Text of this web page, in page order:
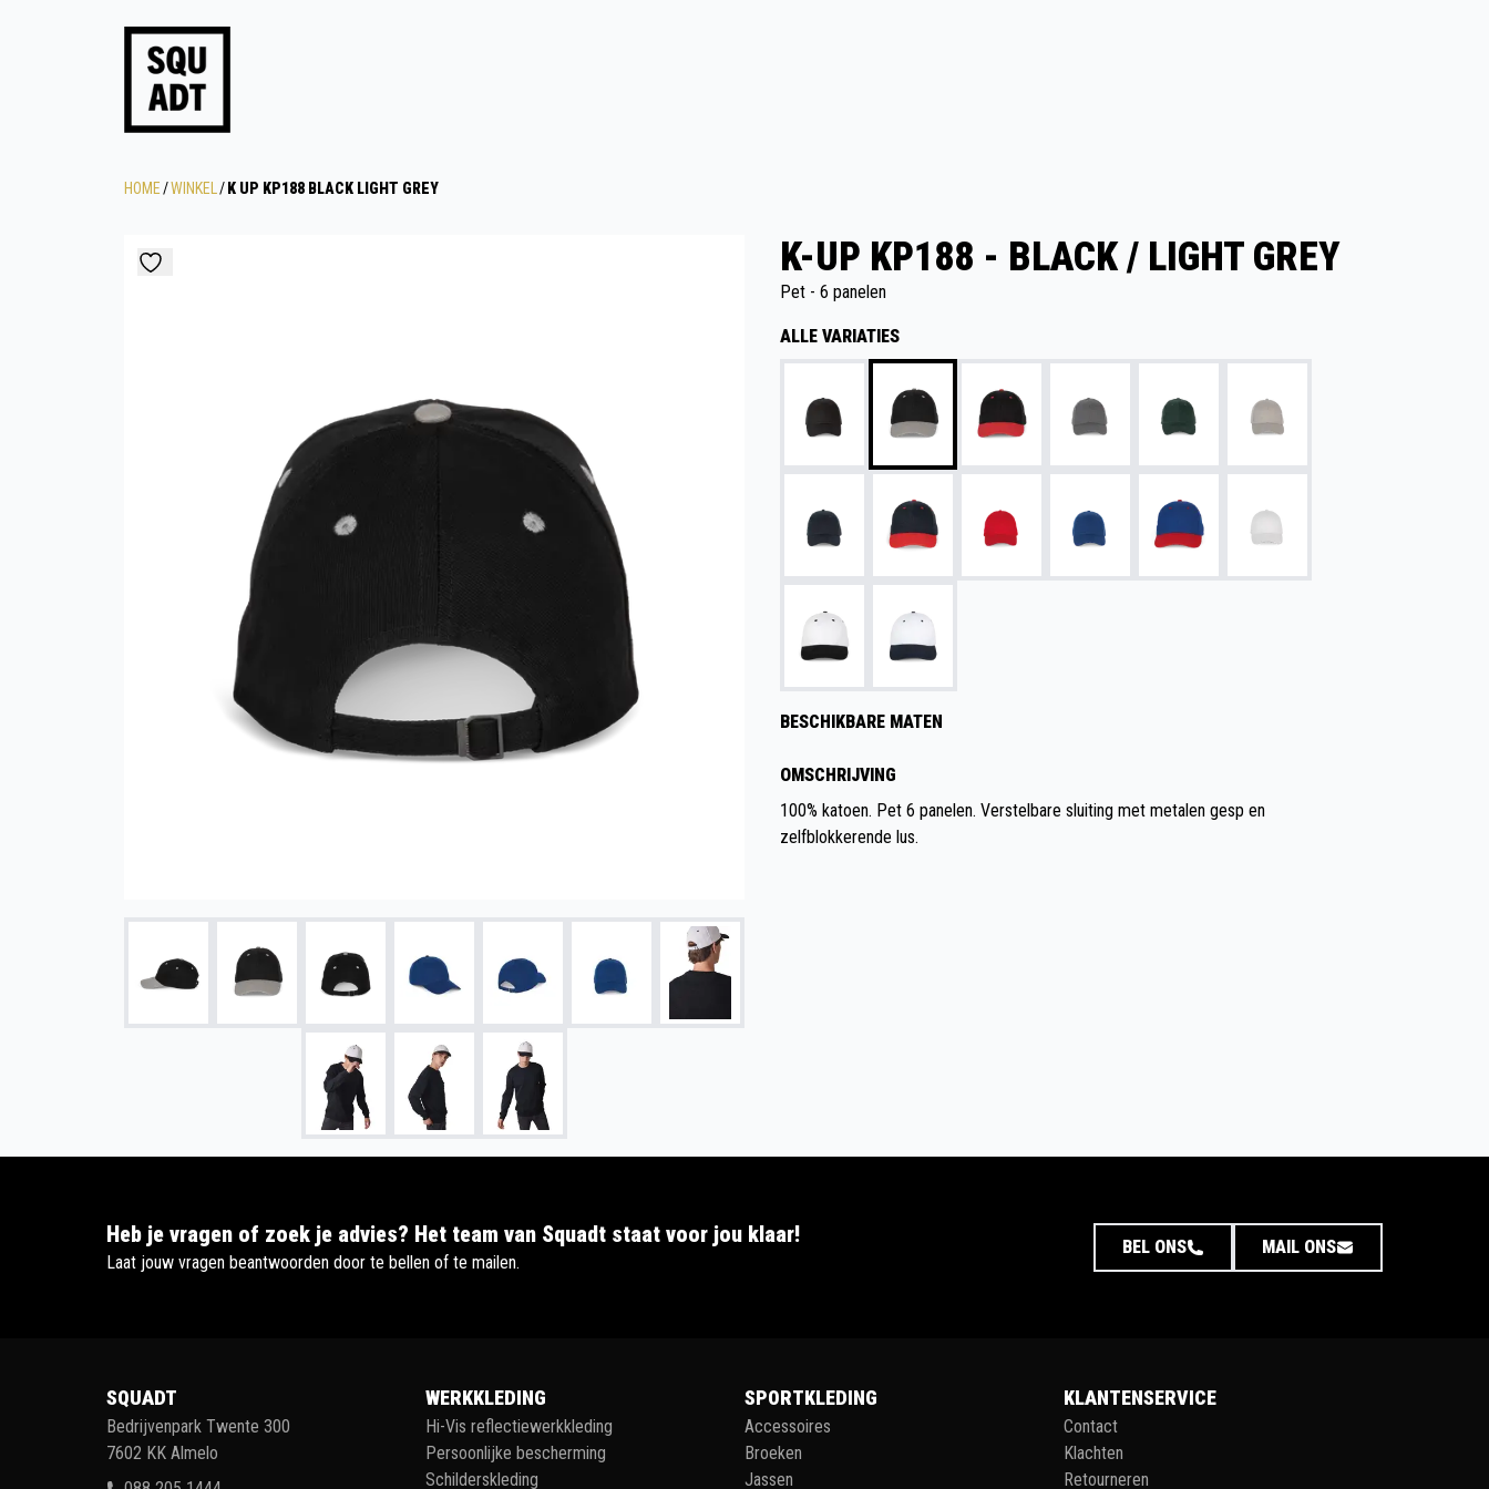
HOME/WINKEL / K UP KP188 BLACK LIGHT GREY
K-UP KP188 - BLACK / LIGHT GREY
Pet - 6 panelen
ALLE VARIATIES
BESCHIKBARE MATEN
OMSCHRIJVING
100% katoen. Pet 6 panelen. Verstelbare sluiting met metalen gesp en
zelfblokkerende lus.
Heb je vragen of zoek je advies? Het team van Squadt staat voor jou klaar!
Laat jouw vragen beantwoorden door te bellen of te mailen.
BEL ONS MAIL ONS
SQUADT
Bedrijvenpark Twente 300
7602 KK Almelo
WERKKLEDING
Hi-Vis reflectiewerkkleding
Persoonlijke bescherming
Schilderskleding
SPORTKLEDING
Accessoires
Broeken
Jassen
KLANTENSERVICE
Contact
Klachten
Retourneren